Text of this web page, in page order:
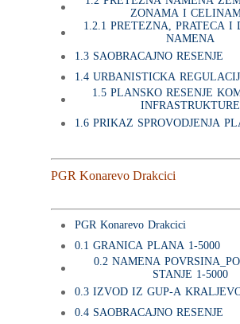
ZONAMA I
1.2.1 PRETEZNA, PRATECA I
NAMENA
1.3 SAOBRACAJNO RESENJE
1.4 URBANISTICKA
1.5 PLANSKO RESENJE
INFRASTRUKTURE
1.6 PRIKAZ SPROVODJENJA
PGR Konarevo Drakcici
PGR Konarevo Drakcici
0.1 GRANICA PLANA 1-5000
0.2 NAMENA
STANJE 1-5000
0.3 IZVOD IZ GUP-A
0.4 SAOBRACAJNO RESENJE